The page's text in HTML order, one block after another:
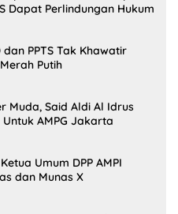
Dapat Perlindungan Hukum
PPTS Tak Khawatir
Putih
Muda, Said Aldi Al Idrus
AMPG Jakarta
Umum DPP AMPI
dan Munas X